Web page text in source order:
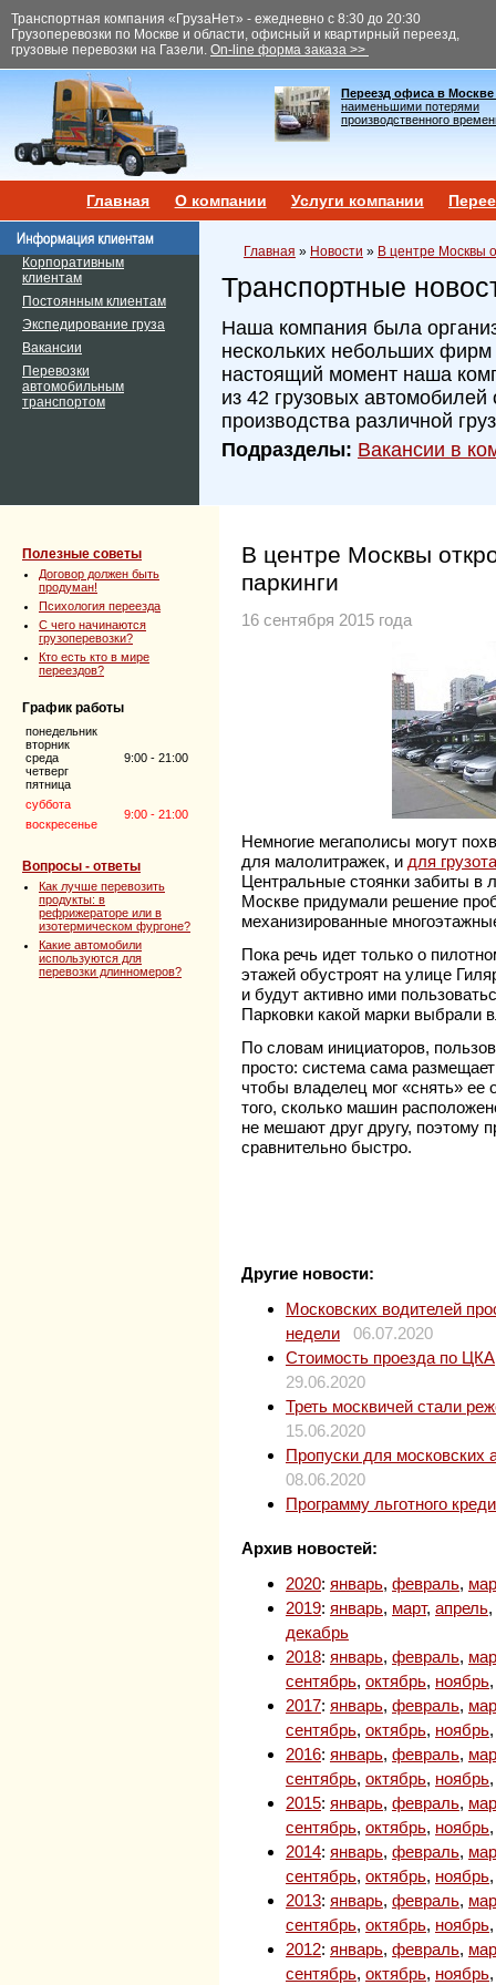
Транспортная компания «ГрузаНет» - ежедневно с 8:30 до 20:30
Грузоперевозки по Москве и области, офисный и квартирный переезд,
грузовые перевозки на Газели. On-line форма заказа >>
Переезд офиса в Москве
наименьшими потерями
производственного
Главная О компании Услуги компании
Корпоративным
клиентам
Постоянным клиентам
Экспедирование груза
Вакансии
Перевозки
автомобильным
транспортом
Главная » Новости » В центре Москвы
Транспортные
Наша компания была
нескольких небольших фирм
настоящий момент наша
из 42 грузовых автомобилей
производства различной
Подразделы: Вакансии в
Полезные советы
Договор должен быть
продуман!
Психология переезда
C чего начинаются
грузоперевозки?
Кто есть кто в мире
переездов?
График работы
понедельник
вторник
среда
четверг
пятница
9:00 - 21:00
суббота
9:00 - 21:00
воскресенье
Вопросы - ответы
Как лучше перевозить
продукты: в
рефрижераторе или в
изотермическом фургоне?
Какие автомобили
используются для
перевозки длинномеров?
В центре Москвы
паркинги
16 сентября 2015 года
Немногие мегаполисы могут
для малолитражек, и для
Центральные стоянки забиты в
Москве придумали решение
механизированные
Пока речь идет только о
этажей обустроят на улице
и будут активно ими
Парковки какой марки выбрали
По словам инициаторов,
просто: система сама
чтобы владелец мог «снять» ее
того, сколько машин
не мешают друг другу, поэтому
сравнительно быстро.
Другие новости:
Московских водителей
недели
06.07.2020
Стоимость проезда по
29.06.2020
Треть москвичей стали
15.06.2020
Пропуски для московских
08.06.2020
Программу льготного
Архив новостей:
2020: январь, февраль,
2019: январь, март, апрель,
декабрь
2018: январь, февраль,
сентябрь, октябрь, ноябрь
2017: январь, февраль,
сентябрь, октябрь, ноябрь
2016: январь, февраль,
сентябрь, октябрь, ноябрь
2015: январь, февраль,
сентябрь, октябрь, ноябрь
2014: январь, февраль,
сентябрь, октябрь, ноябрь
2013: январь, февраль,
сентябрь, октябрь, ноябрь
2012: январь, февраль,
сентябрь, октябрь, ноябрь